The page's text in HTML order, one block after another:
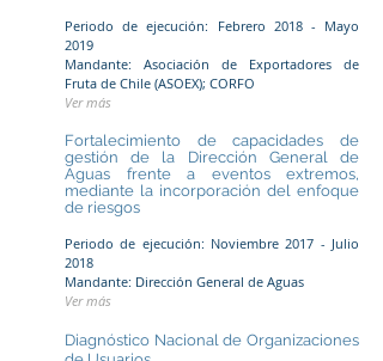
Periodo de ejecución: Febrero 2018 - Mayo
2019
Mandante: Asociación de Exportadores de
Fruta de Chile (ASOEX); CORFO
Ver más
Fortalecimiento de capacidades de
gestión de la Dirección General de
Aguas frente a eventos extremos,
mediante la incorporación del enfoque
de riesgos
Periodo de ejecución: Noviembre 2017 - Julio
2018
Mandante: Dirección General de Aguas
Ver más
Diagnóstico Nacional de Organizaciones